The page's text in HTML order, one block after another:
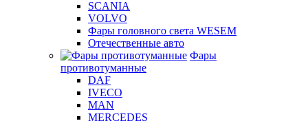
SCANIA
VOLVO
Фары головного света WESEM
Отечественные авто
Фары
противотуманные
DAF
IVECO
MAN
MERCEDES